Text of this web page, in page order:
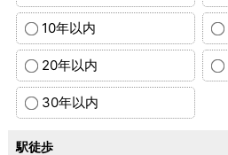
10年以内
20年以内
30年以内
駅徒歩